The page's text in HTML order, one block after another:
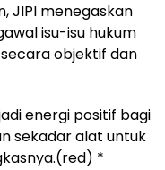
JIPI menegaskan
isu-isu hukum
objektif dan
energi positif bagi
sekadar alat untuk
*